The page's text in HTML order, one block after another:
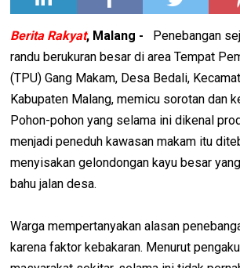
Berita Rakyat, Malang -
Penebangan
randu berukuran besar di area Tempat
(TPU) Gang Makam, Desa Bedali,
Kabupaten Malang, memicu sorotan dan
Pohon-pohon yang selama ini dikenal
menjadi peneduh kawasan makam itu
menyisakan gelondongan kayu besar
bahu jalan desa.
Warga mempertanyakan alasan
karena faktor kebakaran. Menurut